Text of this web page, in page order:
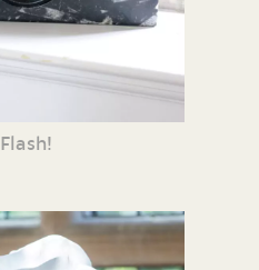
Flash!